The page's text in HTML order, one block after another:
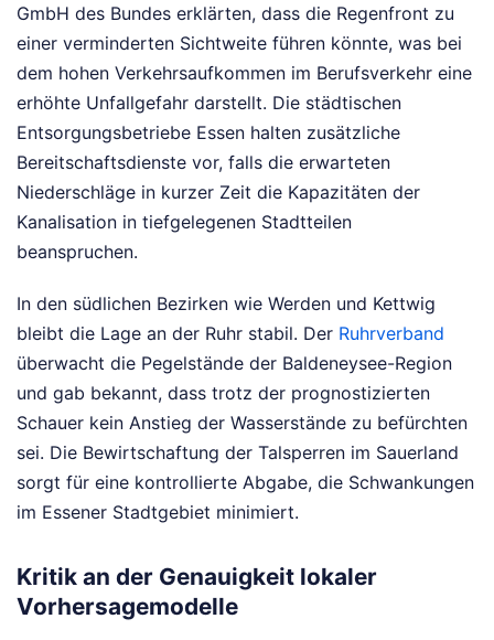
GmbH des Bundes erklärten, dass die Regenfront zu
einer verminderten Sichtweite führen könnte, was bei
dem hohen Verkehrsaufkommen im Berufsverkehr eine
erhöhte Unfallgefahr darstellt. Die städtischen
Entsorgungsbetriebe Essen halten zusätzliche
Bereitschaftsdienste vor, falls die erwarteten
Niederschläge in kurzer Zeit die Kapazitäten der
Kanalisation in tiefgelegenen Stadtteilen
beanspruchen.
In den südlichen Bezirken wie Werden und Kettwig
bleibt die Lage an der Ruhr stabil. Der Ruhrverband
überwacht die Pegelstände der Baldeneysee-Region
und gab bekannt, dass trotz der prognostizierten
Schauer kein Anstieg der Wasserstände zu befürchten
sei. Die Bewirtschaftung der Talsperren im Sauerland
sorgt für eine kontrollierte Abgabe, die Schwankungen
im Essener Stadtgebiet minimiert.
Kritik an der Genauigkeit lokaler
Vorhersagemodelle